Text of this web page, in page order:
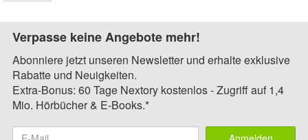
Verpasse keine Angebote mehr!
Abonniere jetzt unseren Newsletter und erhalte exklusive
Rabatte und Neuigkeiten.
Extra-Bonus: 60 Tage Nextory kostenlos - Zugriff auf 1,4
Mio. Hörbücher & E-Books.*